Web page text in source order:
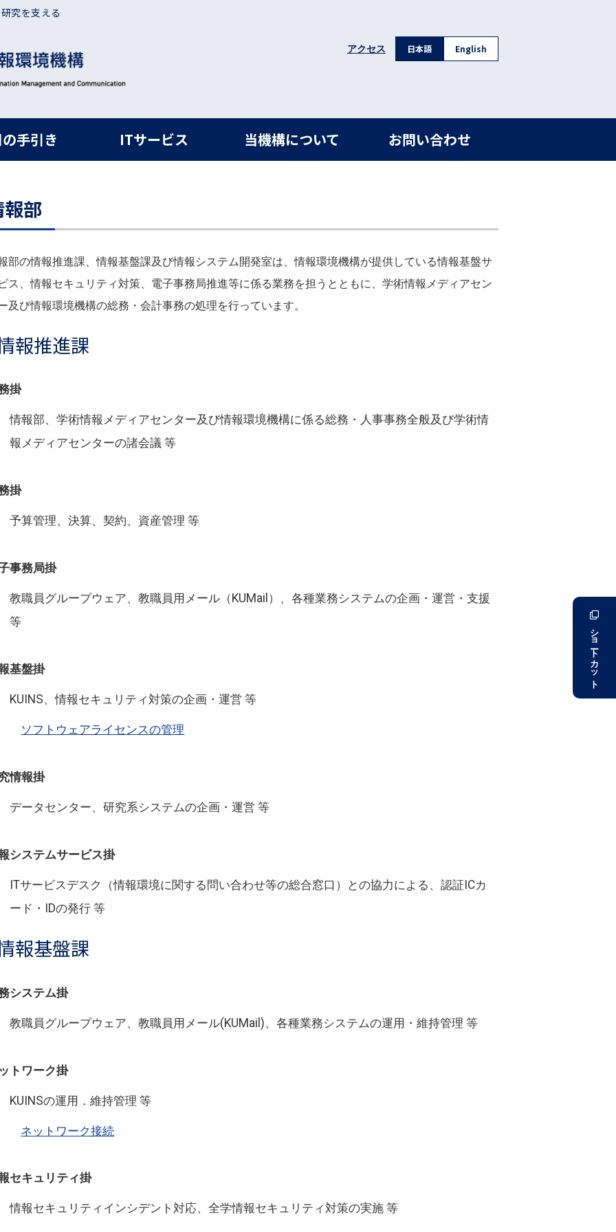
究を支える
アクセス 日本語 English
ナビ
手引き ITサービス 当機構について お問い合わせ
部
部の情報推進課、情報基盤課及び情報システム開発室は、情報環境機構が提供している情報基盤サ
ス、情報セキュリティ対策、電子事務局推進等に係る業務を担うとともに、学術情報メディアセン
及び情報環境機構の総務・会計事務の処理を行っています。
報推進課
掛
情報部、学術情報メディアセンター及び情報環境機構に係る総務・人事事務全般及び学術情
報メディアセンターの諸会議 等
掛
予算管理、決算、契約、資産管理 等
事務局掛
教職員グループウェア、教職員用メール（KUMail）、各種業務システムの企画・運営・支援
等
基盤掛
KUINS、情報セキュリティ対策の企画・運営 等
ソフトウェアライセンスの管理
情報掛
データセンター、研究系システムの企画・運営 等
システムサービス掛
ITサービスデスク（情報環境に関する問い合わせ等の総合窓口）との協力による、認証ICカ
ード・IDの発行 等
報基盤課
システム掛
教職員グループウェア、教職員用メール(KUMail)、各種業務システムの運用・維持管理 等
トワーク掛
KUINSの運用．維持管理 等
ネットワーク接続
セキュリティ掛
情報セキュリティインシデント対応、全学情報セキュリティ対策の実施 等
ショートカット